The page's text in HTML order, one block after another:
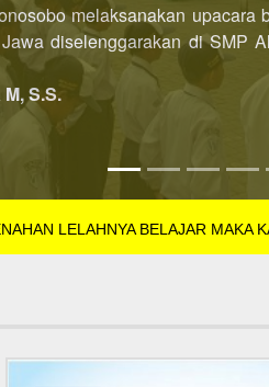
Wonosobo Tahun
Pelajaran 2022/2023
S.S.
LELAHNYA BELAJAR MAKA